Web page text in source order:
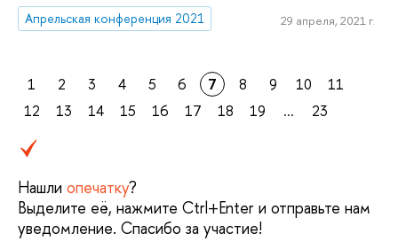
Апрельская конференция 2021
29 апреля, 2021 г.
1 2 3 4 5 6 7 8 9 10
11
12
13 14 15 16 17 18 19 ... 23
Нашли опечатку?
Выделите её, нажмите Ctrl+Enter и отправьте нам
уведомление. Спасибо за участие!